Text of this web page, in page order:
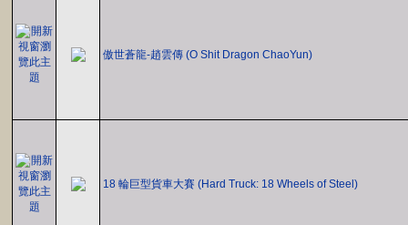
傲世蒼龍-趙雲傳 (O Shit Dragon ChaoYun)
18 輪巨型貨車大賽 (Hard Truck: 18 Wheels of Steel)